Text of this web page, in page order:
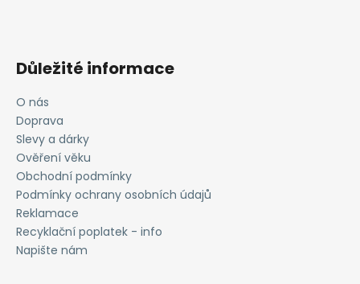
Důležité informace
O nás
Doprava
Slevy a dárky
Ověření věku
Obchodní podmínky
Podmínky ochrany osobních údajů
Reklamace
Recyklační poplatek - info
Napište nám